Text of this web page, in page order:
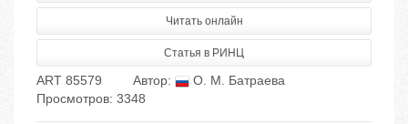
Читать онлайн
Статья в РИНЦ
ART 85579 Автор:
О. М. Батраева
Просмотров: 3348